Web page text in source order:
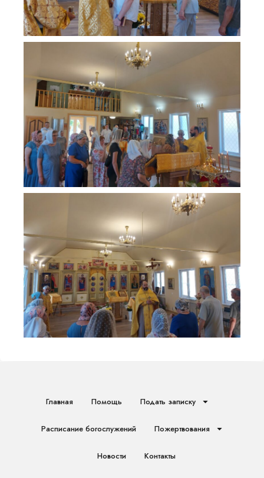
Главная Помощь Подать записку
Расписание богослужений Пожертвования
Новости Контакты